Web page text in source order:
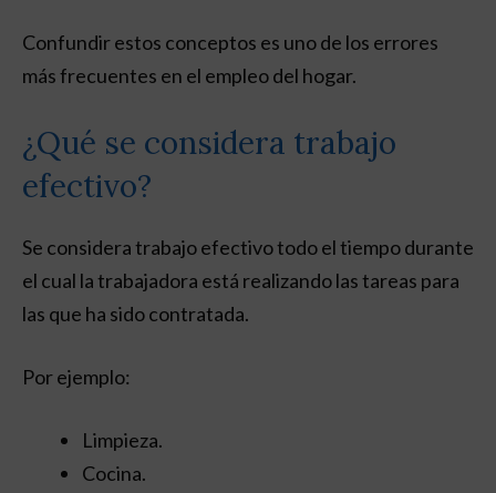
Confundir estos conceptos es uno de los errores
más frecuentes en el empleo del hogar.
¿Qué se considera trabajo
efectivo?
Se considera trabajo efectivo todo el tiempo durante
el cual la trabajadora está realizando las tareas para
las que ha sido contratada.
Por ejemplo:
Limpieza.
Cocina.